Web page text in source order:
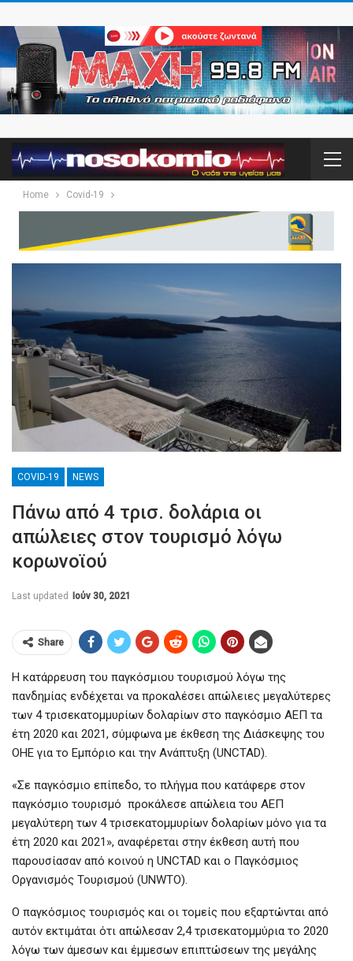
Home Covid-19
COVID-19 NEWS
Πάνω από 4 τρισ. δολάρια οι
απώλειες στον τουρισμό λόγω
κορωνοϊού
Last updated Ιούν 30, 2021
Share
Η κατάρρευση του παγκόσμιου τουρισμού λόγω της
πανδημίας ενδέχεται να προκαλέσει απώλειες μεγαλύτερες
των 4 τρισεκατομμυρίων δολαρίων στο παγκόσμιο ΑΕΠ τα
έτη 2020 και 2021, σύμφωνα με έκθεση της Διάσκεψης του
ΟΗΕ για το Εμπόριο και την Ανάπτυξη (UNCTAD).
«Σε παγκόσμιο επίπεδο, το πλήγμα που κατάφερε στον
παγκόσμιο τουρισμό προκάλεσε απώλεια του ΑΕΠ
μεγαλύτερη των 4 τρισεκατομμυρίων δολαρίων μόνο για τα
έτη 2020 και 2021», αναφέρεται στην έκθεση αυτή που
παρουσίασαν από κοινού η UNCTAD και ο Παγκόσμιος
Οργανισμός Τουρισμού (UNWTO).
Ο παγκόσμιος τουρισμός και οι τομείς που εξαρτώνται από
αυτόν εκτιμάται ότι απώλεσαν 2,4 τρισεκατομμύρια το 2020
λόγω των άμεσων και έμμεσων επιπτώσεων της μεγάλης